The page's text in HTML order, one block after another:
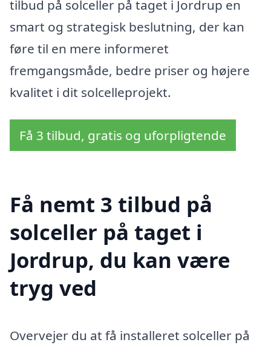
tilbud på solceller på taget i Jordrup en
smart og strategisk beslutning, der kan
føre til en mere informeret
fremgangsmåde, bedre priser og højere
kvalitet i dit solcelleprojekt.
Få 3 tilbud, gratis og uforpligtende
Få nemt 3 tilbud på
solceller på taget i
Jordrup, du kan være
tryg ved
Overvejer du at få installeret solceller på